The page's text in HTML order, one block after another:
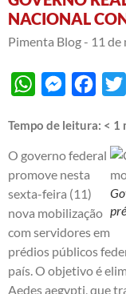
NACIONAL
Pimenta Blog - 11 de
WhatsAppMessenger
Tempo de leitura: < 1
O governo federal
promove nesta
sexta-feira (11)
nova mobilização
com servidores em
prédios públicos
país. O objetivo é
Aedes aegypti, que